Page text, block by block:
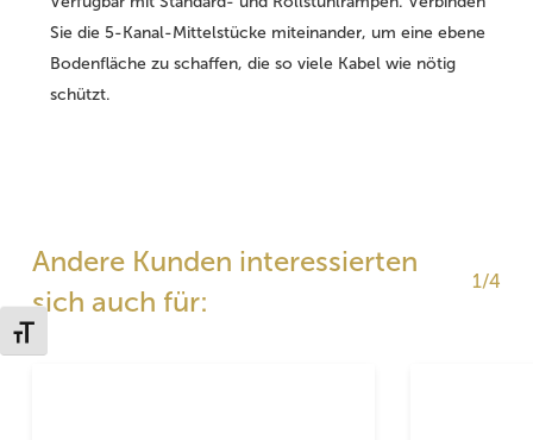
Schrift vergrößern
Sie die 5-Kanal-Mittelstücke miteinander, um eine ebene
Bodenfläche zu schaffen, die so viele Kabel wie nötig
schützt.
Andere Kunden interessierten
sich auch für:
1/4